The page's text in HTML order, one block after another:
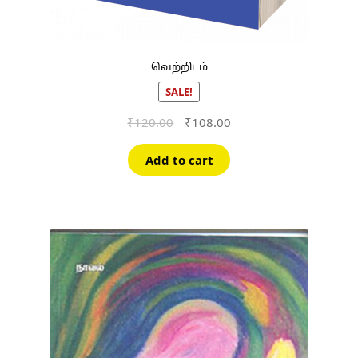
வெற்றிடம்
SALE!
₹120.00
Original
was:
₹120.00.
₹108.00Current
is:
Add to cart